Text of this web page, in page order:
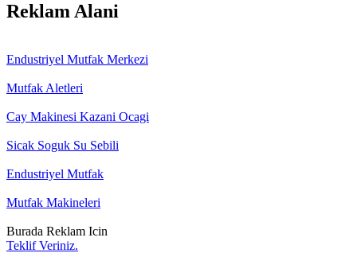
Reklam Alani
Endustriyel Mutfak Merkezi
Mutfak Aletleri
Cay Makinesi Kazani Ocagi
Sicak Soguk Su Sebili
Endustriyel Mutfak
Mutfak Makineleri
Burada Reklam Icin
Teklif Veriniz.